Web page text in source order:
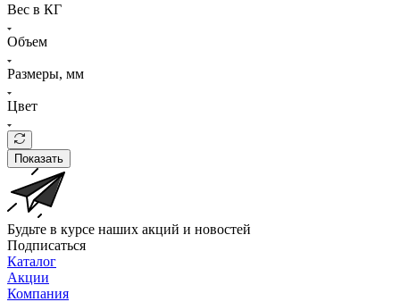
Вес в КГ
Объем
Размеры, мм
Цвет
Показать
Будьте в курсе наших акций и новостей
Подписаться
Каталог
Акции
Компания